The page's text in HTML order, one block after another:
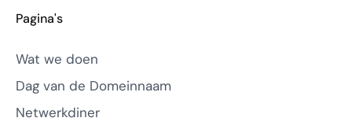
Pagina's
Wat we doen
Dag van de Domeinnaam
Netwerkdiner